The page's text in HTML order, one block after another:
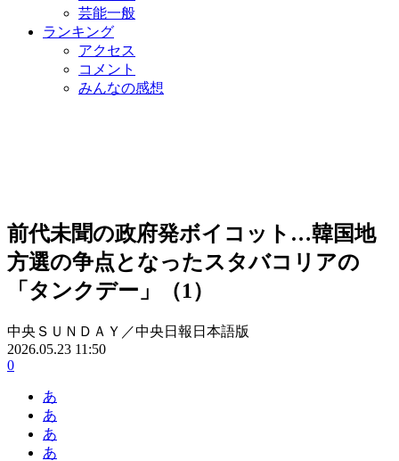
芸能一般
ランキング
アクセス
コメント
みんなの感想
前代未聞の政府発ボイコット…韓国地
方選の争点となったスタバコリアの
「タンクデー」（1）
中央ＳＵＮＤＡＹ／中央日報日本語版
2026.05.23 11:50
0
あ
あ
あ
あ